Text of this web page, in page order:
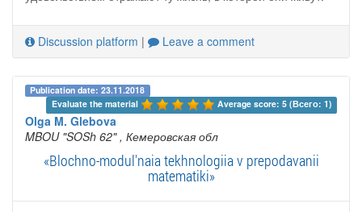
Discussion platform | Leave a comment
Publication date: 23.11.2018
Evaluate the material
Average score: 5 (Всего: 1)
Olga M. Glebova
MBOU "SOSh 62" , Кемеровская обл
«Blochno-modul'naia tekhnologiia v prepodavanii
matematiki»